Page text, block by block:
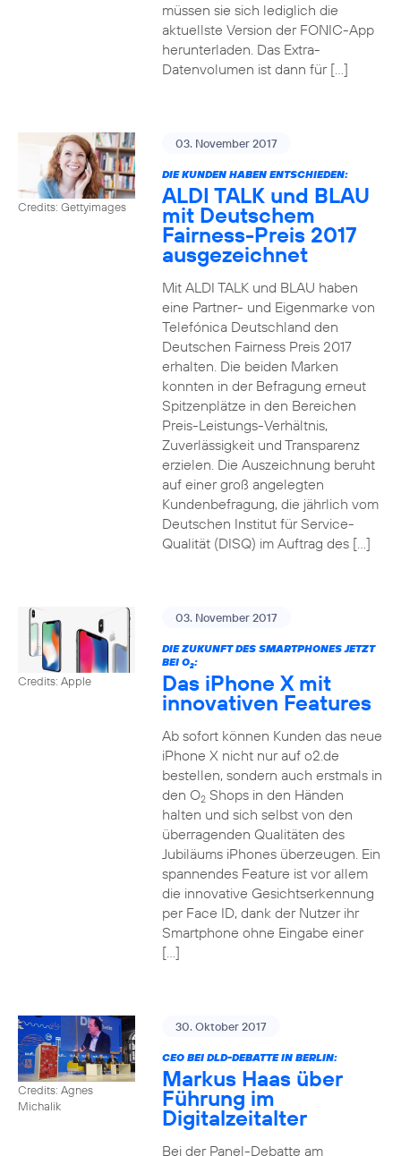
müssen sie sich lediglich die
aktuellste Version der FONIC-App
herunterladen. Das Extra-
Datenvolumen ist dann für […]
Credits: Gettyimages
03. November 2017
DIE KUNDEN HABEN ENTSCHIEDEN:
ALDI TALK und BLAU
mit Deutschem
Fairness-Preis 2017
ausgezeichnet
Mit ALDI TALK und BLAU haben
eine Partner- und Eigenmarke von
Telefónica Deutschland den
Deutschen Fairness Preis 2017
erhalten. Die beiden Marken
konnten in der Befragung erneut
Spitzenplätze in den Bereichen
Preis-Leistungs-Verhältnis,
Zuverlässigkeit und Transparenz
erzielen. Die Auszeichnung beruht
auf einer groß angelegten
Kundenbefragung, die jährlich vom
Deutschen Institut für Service-
Qualität (DISQ) im Auftrag des […]
Credits: Apple
03. November 2017
DIE ZUKUNFT DES SMARTPHONES JETZT
BEI O2:
Das iPhone X mit
innovativen Features
Ab sofort können Kunden das neue
iPhone X nicht nur auf o2.de
bestellen, sondern auch erstmals in
den O2Shops in den Händen
halten und sich selbst von den
überragenden Qualitäten des
Jubiläums iPhones überzeugen. Ein
spannendes Feature ist vor allem
die innovative Gesichtserkennung
per Face ID, dank der Nutzer ihr
Smartphone ohne Eingabe einer
[…]
Credits: Agnes
Michalik
30. Oktober 2017
CEO BEI DLD-DEBATTE IN BERLIN:
Markus Haas über
Führung im
Digitalzeitalter
Bei der Panel-Debatte am